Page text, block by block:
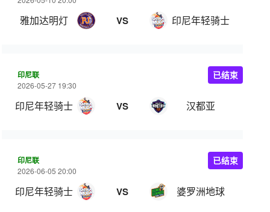
雅加达明灯 VS 印尼年轻骑士
印尼联
2026-05-27 19:30
印尼年轻骑士 VS 汉都亚
已结束
印尼联
2026-06-05 20:00
印尼年轻骑士 VS 婆罗洲地球
已结束